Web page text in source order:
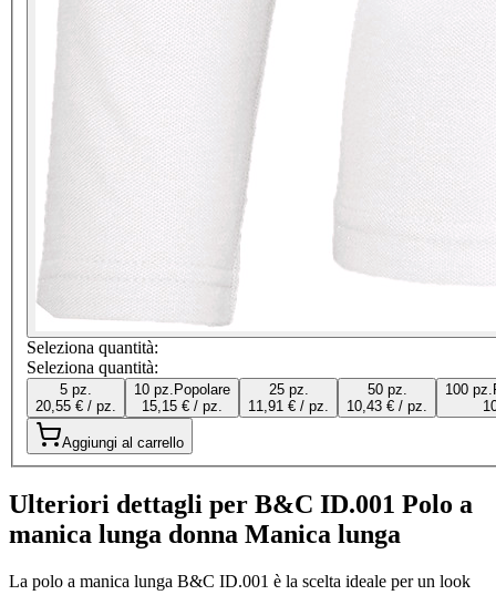
Seleziona quantità:
Seleziona quantità:
5 pz.
20,55 € / pz.
10 pz. Popolare
15,15 € / pz.
25 pz.
11,91 € / pz.
50 pz.
10,43 € / pz.
100 pz.
Aggiungi al carrello
Ulteriori dettagli per B&C ID.001 Polo a
manica lunga donna Manica lunga
La polo a manica lunga B&C ID.001 è la scelta ideale per un look